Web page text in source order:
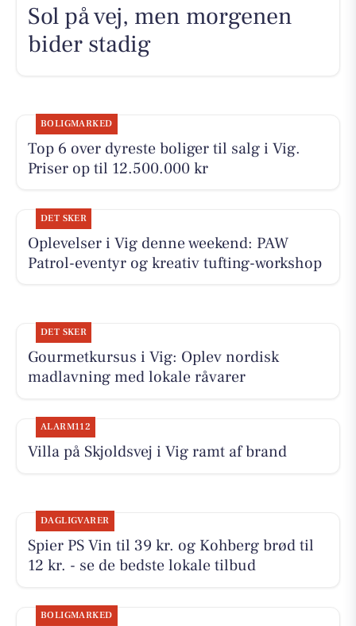
Sol på vej, men morgenen
bider stadig
BOLIGMARKED
Top 6 over dyreste boliger til salg i Vig.
Priser op til 12.500.000 kr
DET SKER
Oplevelser i Vig denne weekend: PAW
Patrol-eventyr og kreativ tufting-workshop
DET SKER
Gourmetkursus i Vig: Oplev nordisk
madlavning med lokale råvarer
ALARM112
Villa på Skjoldsvej i Vig ramt af brand
DAGLIGVARER
Spier PS Vin til 39 kr. og Kohberg brød til
12 kr. - se de bedste lokale tilbud
BOLIGMARKED